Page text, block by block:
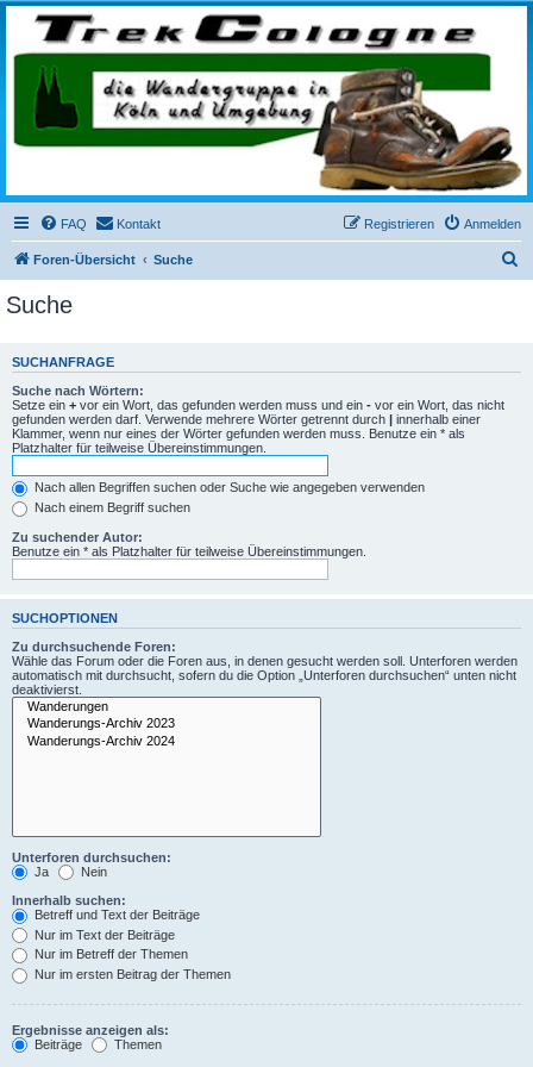
trekcologne.de
Wanderungen rund um Köln
FAQ Kontakt Anmelden
Registrieren
Foren-Übersicht Suche
e
Suche
SUCHANFRAGE
Suche nach Wörtern:
Setze ein + vor ein Wort, das gefunden werden muss und ein - vor ein Wort, das nicht
gefunden werden darf. Verwende mehrere Wörter getrennt durch
innerhalb einer
Klammer, wenn nur eines der Wörter gefunden werden muss. Benutze ein * als
Platzhalter für teilweise Übereinstimmungen.
Nach allen Begriffen suchen oder Suche wie angegeben verwenden
Nach einem Begriff suchen
Zu suchender Autor:
Benutze ein * als Platzhalter für teilweise Übereinstimmungen.
SUCHOPTIONEN
Zu durchsuchende Foren:
Wähle das Forum oder die Foren aus, in denen gesucht werden soll. Unterforen werden
automatisch mit durchsucht, sofern du die Option „Unterforen durchsuchen“ unten nicht
deaktivierst.
Unterforen durchsuchen:
Ja
Nein
Innerhalb suchen:
Betreff und Text der Beiträge
Nur im Text der Beiträge
Nur im Betreff der Themen
Nur im ersten Beitrag der Themen
Ergebnisse anzeigen als:
Beiträge
Themen